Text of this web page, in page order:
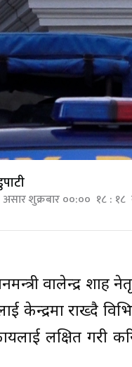
असार शुक्रबार ००:०० १८ :
वालेन्द्र
केन्द्रमा राख्दै
लक्षित गरी